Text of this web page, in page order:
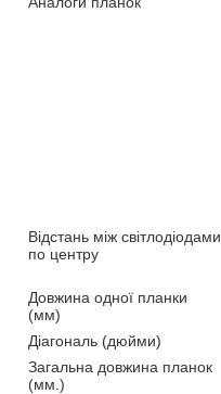
Відстань між світлодіодами
по центру
Довжина одної планки
(мм)
Діагональ (дюйми)
Загальна довжина планок
(мм.)